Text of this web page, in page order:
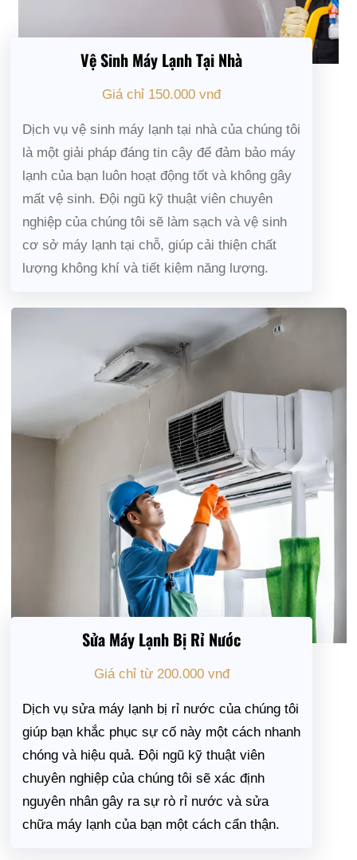
Vệ Sinh Máy Lạnh Tại Nhà
Giá chỉ 150.000 vnđ
Dịch vụ vệ sinh máy lạnh tại nhà của chúng tôi
là một giải pháp đáng tin cậy để đảm bảo máy
lạnh của bạn luôn hoạt động tốt và không gây
mất vệ sinh. Đội ngũ kỹ thuật viên chuyên
nghiệp của chúng tôi sẽ làm sạch và vệ sinh
cơ sở máy lạnh tại chỗ, giúp cải thiện chất
lượng không khí và tiết kiệm năng lượng.
Sửa Máy Lạnh Bị Rỉ Nước
Giá chỉ từ 200.000 vnđ
Dịch vụ sửa máy lạnh bị rỉ nước của chúng tôi
giúp bạn khắc phục sự cố này một cách nhanh
chóng và hiệu quả. Đội ngũ kỹ thuật viên
chuyên nghiệp của chúng tôi sẽ xác định
nguyên nhân gây ra sự rò rỉ nước và sửa
chữa máy lạnh của bạn một cách cẩn thận.